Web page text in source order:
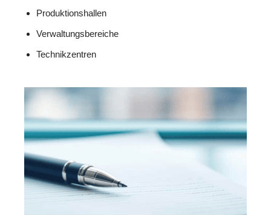
Produktionshallen
Verwaltungsbereiche
Technikzentren